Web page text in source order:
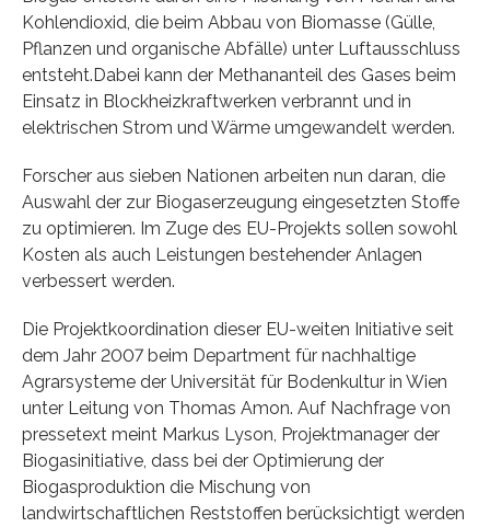
Kohlendioxid, die beim Abbau von Biomasse (Gülle,
Pflanzen und organische Abfälle) unter Luftausschluss
entsteht.Dabei kann der Methananteil des Gases beim
Einsatz in Blockheizkraftwerken verbrannt und in
elektrischen Strom und Wärme umgewandelt werden.
Forscher aus sieben Nationen arbeiten nun daran, die
Auswahl der zur Biogaserzeugung eingesetzten Stoffe
zu optimieren. Im Zuge des EU-Projekts sollen sowohl
Kosten als auch Leistungen bestehender Anlagen
verbessert werden.
Die Projektkoordination dieser EU-weiten Initiative seit
dem Jahr 2007 beim Department für nachhaltige
Agrarsysteme der Universität für Bodenkultur in Wien
unter Leitung von Thomas Amon. Auf Nachfrage von
pressetext meint Markus Lyson, Projektmanager der
Biogasinitiative, dass bei der Optimierung der
Biogasproduktion die Mischung von
landwirtschaftlichen Reststoffen berücksichtigt werden